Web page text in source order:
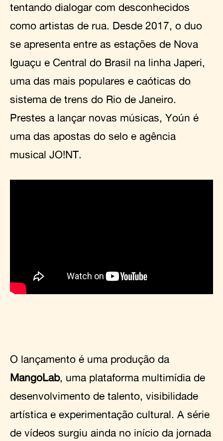
tentando dialogar com desconhecidos
como artistas de rua. Desde 2017, o duo
se apresenta entre as estações de Nova
Iguaçu e Central do Brasil na linha Japeri,
uma das mais populares e caóticas do
sistema de trens do Rio de Janeiro.
Prestes a lançar novas músicas, Yoún é
uma das apostas do selo e agência
musical JO!NT.
O lançamento é uma produção da
MangoLab, uma plataforma multimídia de
desenvolvimento de talento, visibilidade
artística e experimentação cultural. A série
de vídeos surgiu ainda no início da jornada